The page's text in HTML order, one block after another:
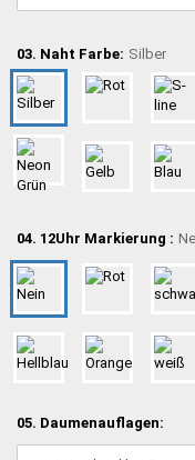
03. Naht Farbe: Silber
04. 12Uhr Markierung :
05. Daumenauflagen: